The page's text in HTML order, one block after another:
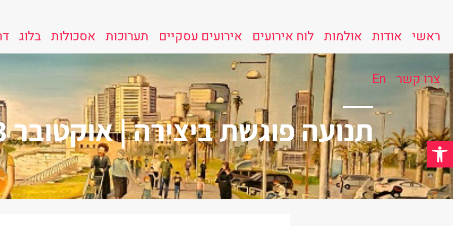
פתח סרגל נגישות
ראשי אודות אולמות לוח אירועים אירועים עסקיים תערוכות אסכולות בלוג
צרו קשר En
תנועה פוגשת ביצירה | אוקטובר 23 – ינואר 24